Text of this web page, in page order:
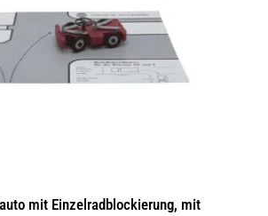
mit Einzelradblockierung, mit